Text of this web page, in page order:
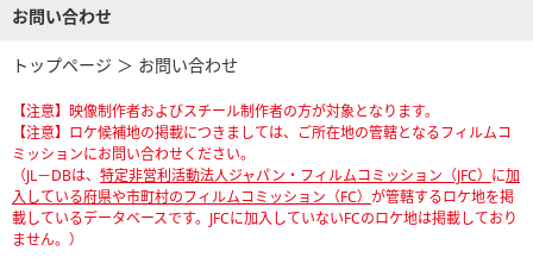
お問い合わせ
トップページ ＞ お問い合わせ
【注意】映像制作者およびスチール制作者の方が対象となります。
【注意】ロケ候補地の掲載につきましては、ご所在地の管轄となるフィルムコ
ミッションにお問い合わせください。
（JL－DBは、 特定非営利活動法人ジャパン・フィルムコミッション（JFC） に加
入している府県や市町村のフィルムコミッション（FC） が管轄するロケ地を掲
載しているデータベースです。JFCに加入していないFCのロケ地は掲載しており
ません。）